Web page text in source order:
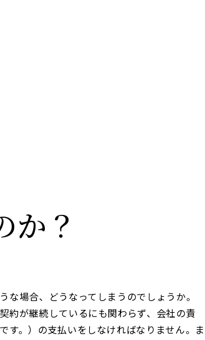
か？
場合、どうなってしまうのでしょうか。
約が継続しているにも関わらず、会社の責
す。）の支払いをしなければなりません。ま